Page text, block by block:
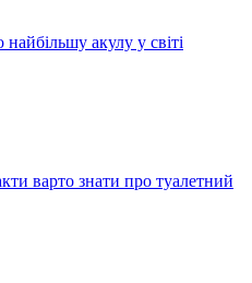
акулу у світі
варто знати про туалетний